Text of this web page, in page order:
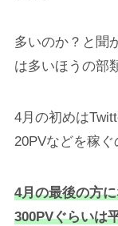
多いのか？と聞
は多いほうの部
4月の初めは
20PVなどを稼ぐ
4月の最後の方
300PVぐらいは